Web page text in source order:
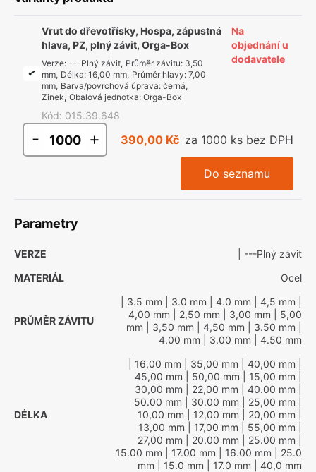
Vrut do dřevotřísky, Hospa, zápustná
hlava, PZ, plný závit, Orga-Box
Verze: ---Plný závit, Průměr závitu: 3,50
mm, Délka: 16,00 mm, Průměr hlavy: 7,00
mm, Barva/povrchová úprava: černá,
Zinek, Obalová jednotka: Orga-Box
Kód: 015.39.648
Na
objednání u
dodavatele
- + 390,00 Kč za 1000 ks bez DPH
Do seznamu
Parametry
VERZE
| ---Plný závit
MATERIÁL
Ocel
PRŮMĚR ZÁVITU
| 3.5 mm | 3.0 mm | 4.0 mm | 4,5 mm
4,00 mm | 2,50 mm | 3,00 mm | 5,00
mm | 3,50 mm | 4,50 mm | 3.50 mm
4.00 mm | 3.00 mm | 4.50 mm
DÉLKA
| 16,00 mm | 35,00 mm | 40,00 mm
45,00 mm | 50,00 mm | 15,00 mm
30,00 mm | 22,00 mm | 40.00 mm
50.00 mm | 30.00 mm | 25,00 mm
10,00 mm | 12,00 mm | 20,00 mm
13,00 mm | 17,00 mm | 55,00 mm
27,00 mm | 20.00 mm | 25.00 mm
15.00 mm | 17.00 mm | 16.00 mm | 25.0
mm | 15.0 mm | 17.0 mm | 40,0 mm